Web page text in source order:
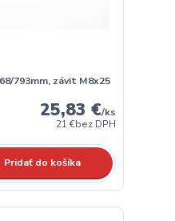
793mm, závit M8x25
25,83 €/ks
21 €bez DPH
Pridať do košíka